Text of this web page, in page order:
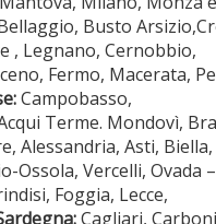
Busto
, Legnano, Cernobbio,
Fermo, Macerata,
Campobasso,
Terme. Mondovì,
Alessandria, Asti, Biella,
Ossola, Vercelli, Ovada –
Foggia, Lecce,
Cagliari,